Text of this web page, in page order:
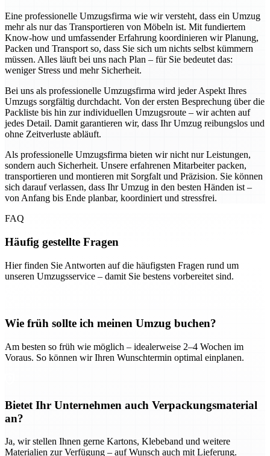
Eine professionelle Umzugsfirma wie wir versteht, dass ein Umzug
mehr als nur das Transportieren von Möbeln ist. Mit fundiertem
Know-how und umfassender Erfahrung koordinieren wir Planung,
Packen und Transport so, dass Sie sich um nichts selbst kümmern
müssen. Alles läuft bei uns nach Plan – für Sie bedeutet das:
weniger Stress und mehr Sicherheit.
Bei uns als professionelle Umzugsfirma wird jeder Aspekt Ihres
Umzugs sorgfältig durchdacht. Von der ersten Besprechung über die
Packliste bis hin zur individuellen Umzugsroute – wir achten auf
jedes Detail. Damit garantieren wir, dass Ihr Umzug reibungslos und
ohne Zeitverluste abläuft.
Als professionelle Umzugsfirma bieten wir nicht nur Leistungen,
sondern auch Sicherheit. Unsere erfahrenen Mitarbeiter packen,
transportieren und montieren mit Sorgfalt und Präzision. Sie können
sich darauf verlassen, dass Ihr Umzug in den besten Händen ist –
von Anfang bis Ende planbar, koordiniert und stressfrei.
FAQ
Häufig gestellte Fragen
Hier finden Sie Antworten auf die häufigsten Fragen rund um
unseren Umzugsservice – damit Sie bestens vorbereitet sind.
Wie früh sollte ich meinen Umzug buchen?
Am besten so früh wie möglich – idealerweise 2–4 Wochen im
Voraus. So können wir Ihren Wunschtermin optimal einplanen.
Bietet Ihr Unternehmen auch Verpackungsmaterial
an?
Ja, wir stellen Ihnen gerne Kartons, Klebeband und weitere
Materialien zur Verfügung – auf Wunsch auch mit Lieferung.